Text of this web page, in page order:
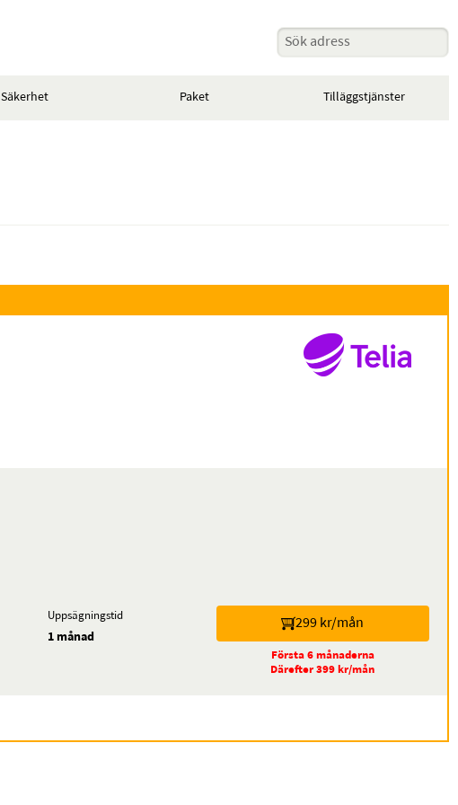
Säkerhet Paket Tilläggstjänster
Uppsägningstid
1 månad
299 kr/mån
Första 6 månaderna
Därefter 399 kr/mån